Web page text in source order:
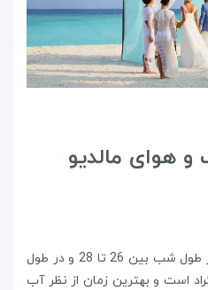
هوای مالدیو
میانگین دمای هوا در مالدیو در طول شب بین 26 تا 28 و در طول
سانتیگراد است و بهترین زمان از نظر آب